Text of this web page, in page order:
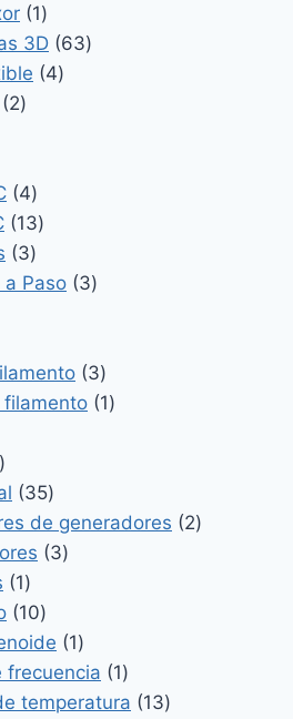
producto
11
producto
3D 6363
44
22
44
productos
1313
33
productos
a Paso 33
33
productos
filamento 11
11
3535
productos
de generadores 22
33
11
producto
1010
productos
11
producto
frecuencia 11
producto
temperatura 1313